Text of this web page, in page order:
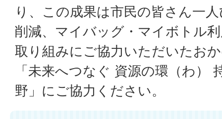
り、この成果は市民の皆さん一
削減、マイバッグ・マイボトル
取り組みにご協力いただいたお
「未来へつなぐ 資源の環（わ）
野」にご協力ください。